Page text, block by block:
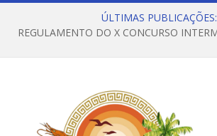
ÚLTIMAS PUBLICAÇÕES: